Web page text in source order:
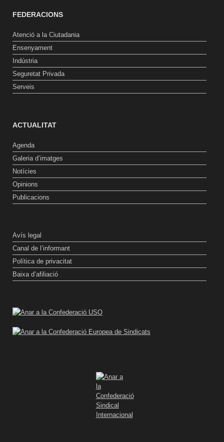
FEDERACIONS
Atenció a la Ciutadania
Ensenyament
Indústria
Seguretat Privada
Serveis
ACTUALITAT
Agenda
Galeria d’imatges
Notícies
Opinions
Publicacions
Avís legal
Canal de l’informant
Política de privacitat
Baixa d’afiliació